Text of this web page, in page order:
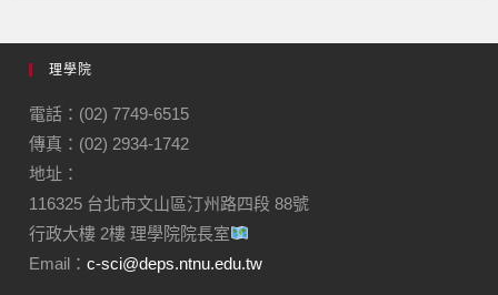
理學院
電話：(02) 7749-6515
傳真：(02) 2934-1742
地址：
116325 台北市文山區汀州路四段 88號
行政大樓 2樓 理學院院長室
Email：c-sci@deps.ntnu.edu.tw